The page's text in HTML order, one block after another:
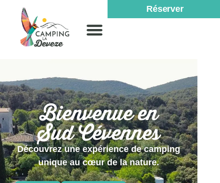
Réserver
Bienvenue en
Sud Cévennes
Découvrez une expérience de camping
unique au cœur de la nature.